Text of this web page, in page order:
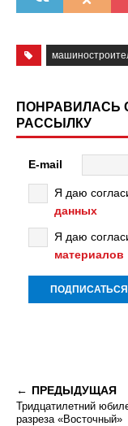
ПОНРАВИЛАСЬ
РАССЫЛКУ
E-mail
Я даю
данных
Я даю
материалов
ПРЕДЫДУЩАЯ
Тридцатилетний
разреза «Восточный»